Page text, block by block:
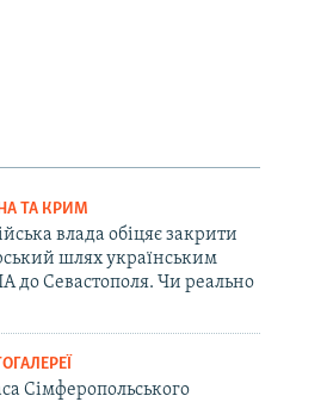
ТА КРИМ
влада обіцяє закрити
шлях українським
до Севастополя. Чи реально
Сімферопольського